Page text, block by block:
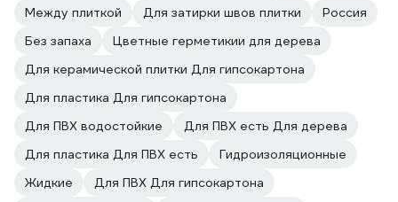
Между плиткой
Для затирки швов плитки
Россия
Без запаха
Цветные герметикии для дерева
Для керамической плитки Для гипсокартона
Для пластика Для гипсокартона
Для ПВХ водостойкие
Для ПВХ есть Для дерева
Для пластика Для ПВХ есть
Гидроизоляционные
Жидкие
Для ПВХ Для гипсокартона